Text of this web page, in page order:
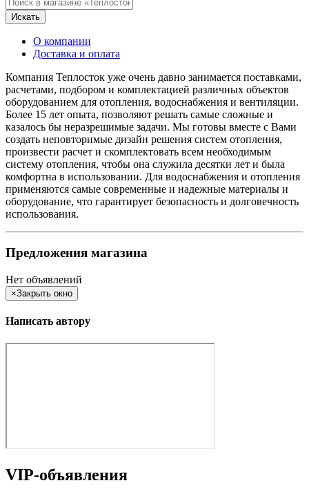
Искать
О компании
Доставка и оплата
Компания Теплосток уже очень давно занимается поставками,
расчетами, подбором и комплектацией различных объектов
оборудованием для отопления, водоснабжения и вентиляции.
Более 15 лет опыта, позволяют решать самые сложные и
казалось бы неразрешимые задачи. Мы готовы вместе с Вами
создать неповторимые дизайн решения систем отопления,
произвести расчет и скомплектовать всем необходимым
систему отопления, чтобы она служила десятки лет и была
комфортна в использовании. Для водоснабжения и отопления
применяются самые современные и надежные материалы и
оборудование, что гарантирует безопасность и долговечность
использования.
Предложения магазина
Нет объявлений
×Закрыть окно
Написать автору
VIP-объявления